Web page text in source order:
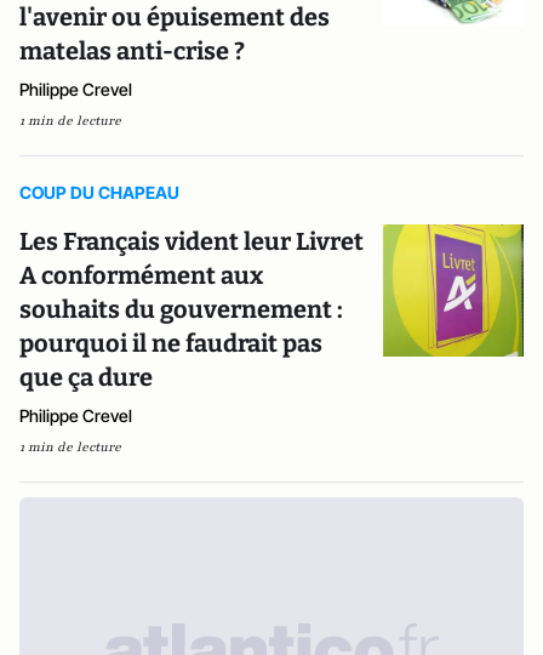
l'avenir ou épuisement des
matelas anti-crise ?
Philippe Crevel
1 min de lecture
COUP DU CHAPEAU
Les Français vident leur Livret
A conformément aux
souhaits du gouvernement :
pourquoi il ne faudrait pas
que ça dure
Philippe Crevel
1 min de lecture